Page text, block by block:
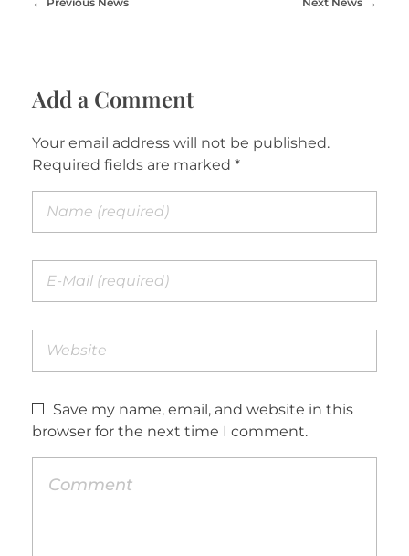
Add a Comment
Your email address will not be published.
Required fields are marked *
Save my name, email, and website in this
browser for the next time I comment.